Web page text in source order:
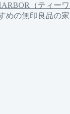
（ティー
めの無印良品の